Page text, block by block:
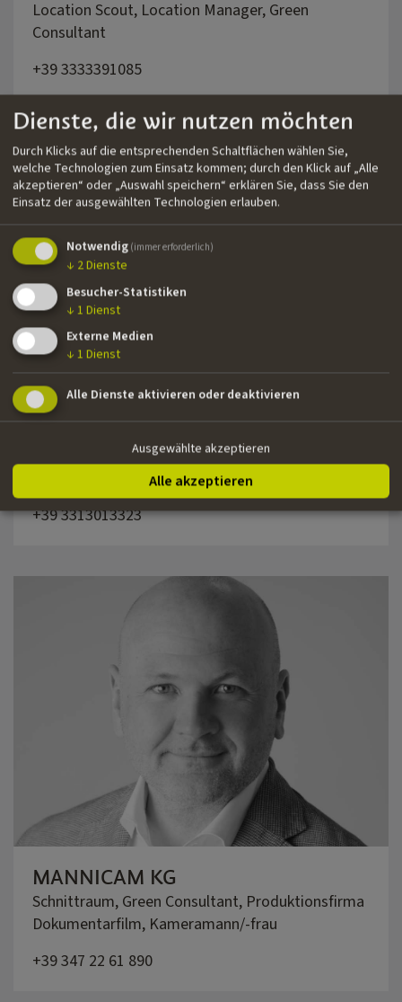
Location Scout, Location Manager, Green
Consultant
+39 3333391085
Green Consultant, Fahrer/-in,
Baubühne/Setbau/Kulisse
+39 3313013323
MANNICAM KG
Schnittraum, Green Consultant, Produktionsfirma
Dokumentarfilm, Kameramann/-frau
+39 347 22 61 890
Dienste, die wir nutzen möchten
Durch Klicks auf die entsprechenden Schaltflächen wählen Sie,
welche Technologien zum Einsatz kommen; durch den Klick auf „Alle
akzeptieren“ oder „Auswahl speichern“ erklären Sie, dass Sie den
Einsatz der ausgewählten Technologien erlauben.
Notwendig (immer erforderlich)
↓ 2Dienste
Besucher-Statistiken
↓ 1 Dienst
Externe Medien
↓ 1 Dienst
Alle Dienste aktivieren oder deaktivieren
Ausgewählte akzeptieren
Alle akzeptieren